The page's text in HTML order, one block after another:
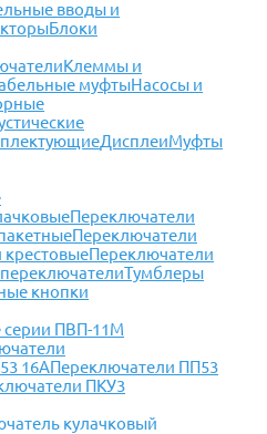
вводы и
Блоки
Клеммы и
муфтыНасосы и
ДисплеиМуфты
Переключатели
Переключатели
Переключатели
Тумблеры
кнопки
серии ПВП-11М
16АПереключатели ПП53
ПКУ3
кулачковый